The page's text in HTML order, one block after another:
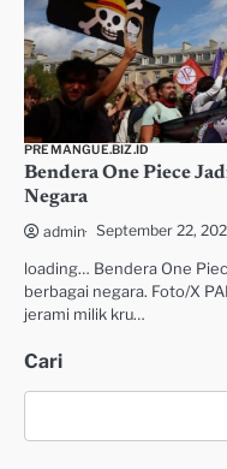
PREMANGUE.BIZ.ID
Bendera One Piece
Negara
admin September 22,
loading… Bendera One
berbagai negara. Foto/X
jerami milik kru…
Cari